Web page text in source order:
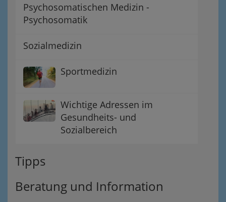
Psychosomatischen Medizin -
Psychosomatik
Sozialmedizin
Sportmedizin
Wichtige Adressen im
Gesundheits- und
Sozialbereich
Tipps
Beratung und Information